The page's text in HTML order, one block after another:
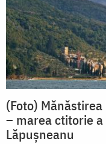
(Foto)
– marea ctitorie
Lăpușneanu